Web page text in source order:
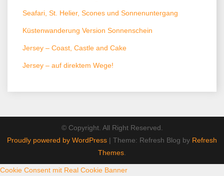
Seafari, St. Helier, Scones und Sonnenuntergang
Küstenwanderung Version Sonnenschein
Jersey – Coast, Castle and Cake
Jersey – auf direktem Wege!
© Copyright. All Right Reserved.
Proudly powered by WordPress | Theme: Refresh Blog by Refresh
Themes
Cookie Consent mit Real Cookie Banner